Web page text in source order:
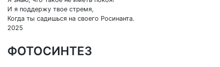
И я поддержу твое стремя,
Когда ты садишься на своего Росинанта.
2025
ФОТОСИНТЕЗ